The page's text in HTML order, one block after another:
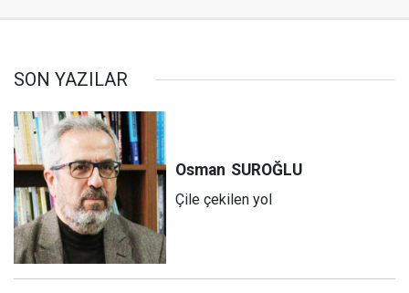
SON YAZILAR
Osman SUROĞLU
Çile çekilen yol